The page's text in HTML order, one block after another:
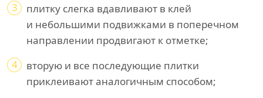
3
плитку слегка вдавливают в клей
и небольшими подвижками в поперечном
направлении продвигают к отметке;
4
вторую и все последующие плитки
приклеивают аналогичным способом;